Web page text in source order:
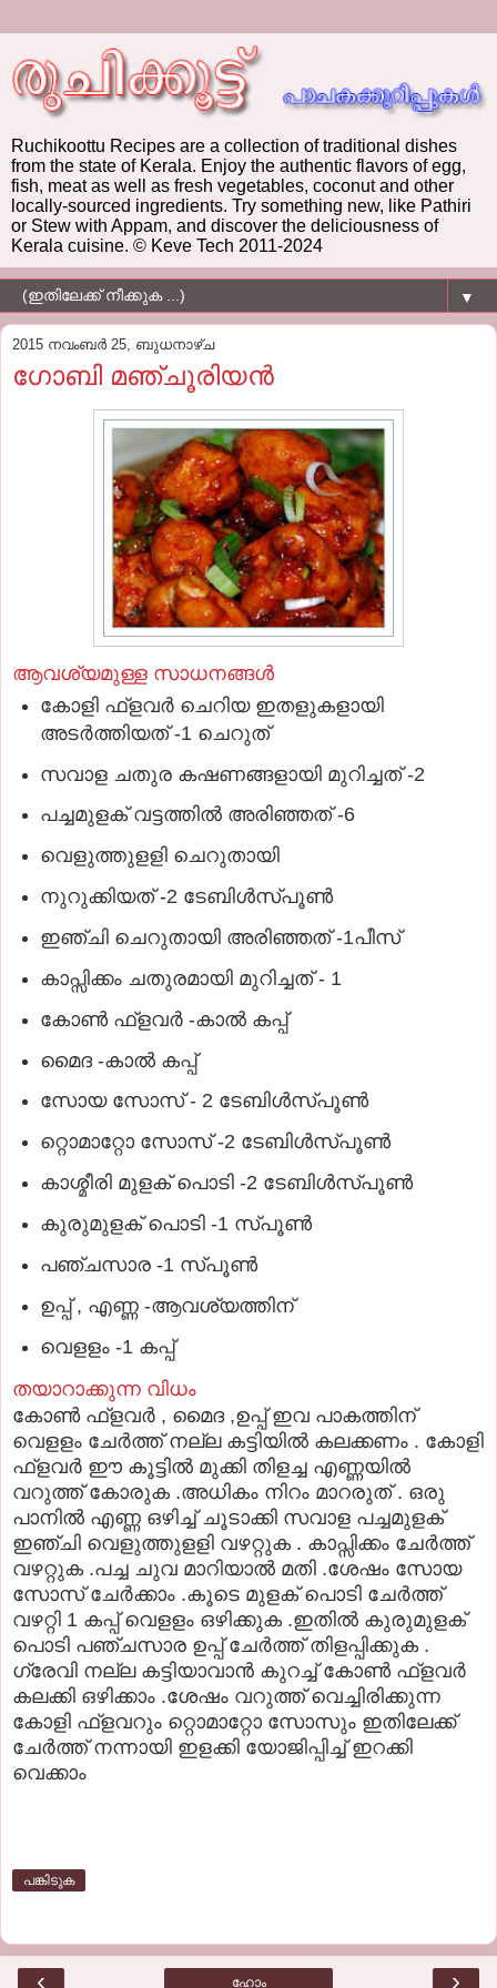
Ruchikoottu Recipes are a collection of traditional dishes
from the state of Kerala. Enjoy the authentic flavors of egg,
fish, meat as well as fresh vegetables, coconut and other
locally-sourced ingredients. Try something new, like Pathiri
or Stew with Appam, and discover the deliciousness of
Kerala cuisine. © Keve Tech 2011-2024
▼
2015 നവംബർ 25, ബുധനാഴ്‌ച
ഗോബി മഞ്ചൂരിയന്‍
ആവശ്യമുള്ള സാധനങ്ങൾ
കോളി ഫ്ളവര്‍ ചെറിയ ഇതളുകളായി
അടര്‍ത്തിയത് -1 ചെറുത്
സവാള ചതുര കഷണങ്ങളായി മുറിച്ചത് -2
പച്ചമുളക് വട്ടത്തില്‍ അരിഞ്ഞത് -6
വെളുത്തുളളി ചെറുതായി
നുറുക്കിയത് -2 ടേബിള്‍സ്പൂണ്‍
ഇഞ്ചി ചെറുതായി അരിഞ്ഞത് -1പീസ്
കാപ്സിക്കം ചതുരമായി മുറിച്ചത് - 1
കോണ്‍ ഫ്ളവര്‍ -കാല്‍ കപ്പ്
മൈദ -കാല്‍ കപ്പ്
സോയ സോസ് - 2 ടേബിള്‍സ്പൂണ്‍
റ്റൊമാറ്റോ സോസ് -2 ടേബിള്‍സ്പൂണ്‍
കാശ്മീരി മുളക് പൊടി -2 ടേബിള്‍സ്പൂണ്‍
കുരുമുളക് പൊടി -1 സ്പൂണ്‍
പഞ്ചസാര -1 സ്പൂണ്‍
ഉപ്പ് , എണ്ണ -ആവശ്യത്തിന്
വെളളം -1 കപ്പ്
തയാറാക്കുന്ന വിധം
കോണ്‍ ഫ്ളവര്‍ , മൈദ ,ഉപ്പ് ഇവ പാകത്തിന്
വെളളം ചേര്‍ത്ത് നല്ല കട്ടിയില്‍ കലക്കണം . കോളി
ഫ്ളവര്‍ ഈ കൂട്ടില്‍ മുക്കി തിളച്ച എണ്ണയില്‍
വറുത്ത് കോരുക .അധികം നിറം മാറരുത് . ഒരു
പാനില്‍ എണ്ണ ഒഴിച്ച് ചൂടാക്കി സവാള പച്ചമുളക്
ഇഞ്ചി വെളുത്തുളളി വഴറ്റുക . കാപ്സിക്കം ചേര്‍ത്ത്
വഴറ്റുക .പച്ച ചുവ മാറിയാല്‍ മതി .ശേഷം സോയ
സോസ് ചേര്‍ക്കാം .കൂടെ മുളക് പൊടി ചേര്‍ത്ത്
വഴറ്റി 1 കപ്പ് വെളളം ഒഴിക്കുക .ഇതില്‍ കുരുമുളക്
പൊടി പഞ്ചസാര ഉപ്പ് ചേര്‍ത്ത് തിളപ്പിക്കുക .
ഗ്രേവി നല്ല കട്ടിയാവാന്‍ കുറച്ച് കോണ്‍ ഫ്ളവര്‍
കലക്കി ഒഴിക്കാം .ശേഷം വറുത്ത് വെച്ചിരിക്കുന്ന
കോളി ഫ്ളവറും റ്റൊമാറ്റോ സോസും ഇതിലേക്ക്
ചേര്‍ത്ത് നന്നായി ഇളക്കി യോജിപ്പിച്ച് ഇറക്കി
വെക്കാം
പങ്കിടുക
‹ ›
ഹോം